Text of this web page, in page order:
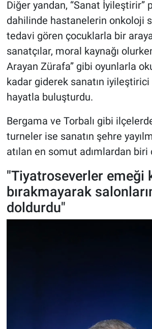
Diğer yandan, “Sanat İyileştirir”
dahilinde hastanelerin onkoloji
tedavi gören çocuklarla bir
sanatçılar, moral kaynağı
Arayan Zürafa” gibi oyunlarla
kadar giderek sanatın
hayatla buluşturdu.
Bergama ve Torbalı gibi
turneler ise sanatın şehre
atılan en somut adımlardan biri
"Tiyatroseverler emeği
bırakmayarak
doldurdu"